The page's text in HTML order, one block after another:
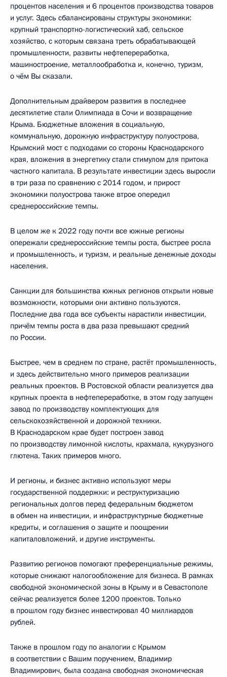
процентов населения и 6 процентов производства товаров
и услуг. Здесь сбалансированы структуры экономики:
крупный транспортно-логистический хаб, сельское
хозяйство, с которым связана треть обрабатывающей
промышленности, развиты нефтепереработка,
машиностроение, металлообработка и, конечно, туризм,
о чём Вы сказали.
Дополнительным драйвером развития в последнее
десятилетие стали Олимпиада в Сочи и возвращение
Крыма. Бюджетные вложения в социальную,
коммунальную, дорожную инфраструктуру полуострова,
Крымский мост с подходами со стороны Краснодарского
края, вложения в энергетику стали стимулом для притока
частного капитала. В результате инвестиции здесь выросли
в три раза по сравнению с 2014 годом, и прирост
экономики полуострова также втрое опередил
среднероссийские темпы.
В целом же к 2022 году почти все южные регионы
опережали среднероссийские темпы роста, быстрее росла
и промышленность, и туризм, и реальные денежные доходы
населения.
Санкции для большинства южных регионов открыли новые
возможности, которыми они активно пользуются.
Последние два года все субъекты нарастили инвестиции,
причём темпы роста в два раза превышают средний
по России.
Быстрее, чем в среднем по стране, растёт промышленность,
и здесь действительно много примеров реализации
реальных проектов. В Ростовской области реализуется два
крупных проекта в нефтепереработке, в этом году запущен
завод по производству комплектующих для
сельскохозяйственной и дорожной техники.
В Краснодарском крае будет построен завод
по производству лимонной кислоты, крахмала, кукурузного
глютена. Таких примеров много.
И регионы, и бизнес активно используют меры
государственной поддержки: и реструктуризацию
региональных долгов перед федеральным бюджетом
в обмен на инвестиции, и инфраструктурные бюджетные
кредиты, и соглашения о защите и поощрении
капиталовложений, и другие инструменты.
Развитию регионов помогают преференциальные режимы,
которые снижают налогообложение для бизнеса. В рамках
свободной экономической зоны в Крыму и в Севастополе
сейчас реализуется более 1200 проектов. Только
в прошлом году бизнес инвестировал 40 миллиардов
рублей.
Также в прошлом году по аналогии с Крымом
в соответствии с Вашим поручением, Владимир
Владимирович, была создана свободная экономическая